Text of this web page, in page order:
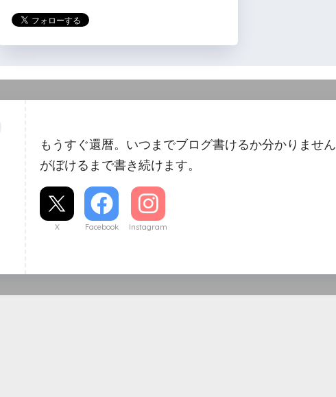
もうすぐ還暦。いつまでブログ書けるか分かりません
がぼけるまで書き続けます。
X Facebook Instagram